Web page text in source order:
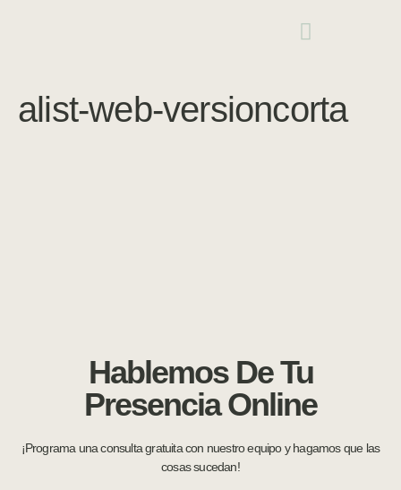
alist-web-versioncorta
Hablemos De Tu
Presencia Online
¡Programa una consulta gratuita con nuestro equipo y hagamos que las
cosas sucedan!